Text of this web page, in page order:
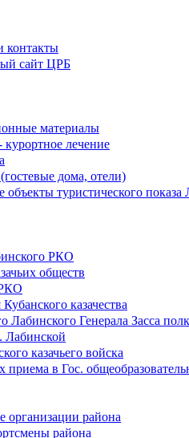
контакты
сайт ЦРБ
материалы
курортное лечение
дома, отели)
туристического показа
РКО
обществ
казачества
Лабинского Генерала Засса
Лабинской
казачьего войска
приема в Гос.
организации района
района